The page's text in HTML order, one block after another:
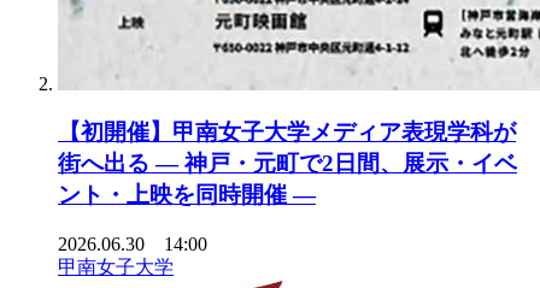
【初開催】甲南女子大学メディア表現学科が
街へ出る ― 神戸・元町で2日間、展示・イベ
ント・上映を同時開催 ―
2026.06.30 14:00
甲南女子大学